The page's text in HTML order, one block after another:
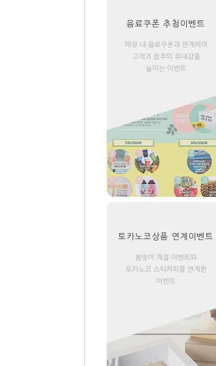
음료쿠폰 추첨이벤트
매장 내 음료쿠폰과 연계하여
고객과 점주의 유대감을
높이는 이벤트
토카노코상품 연계이벤트
봄맞이 계절 이벤트와
토카노코 스틱커피를 연계한
이벤트